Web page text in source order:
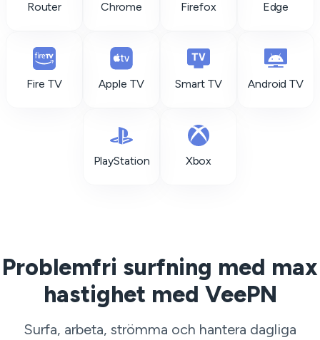
Router Chrome Firefox Edge
Fire TV Apple TV Smart TV Android TV
PlayStation Xbox
Problemfri surfning med max
hastighet med VeePN
Surfa, arbeta, strömma och hantera dagliga